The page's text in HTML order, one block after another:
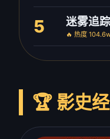
5 迷雾追踪
🔥 热度
🏆 影史